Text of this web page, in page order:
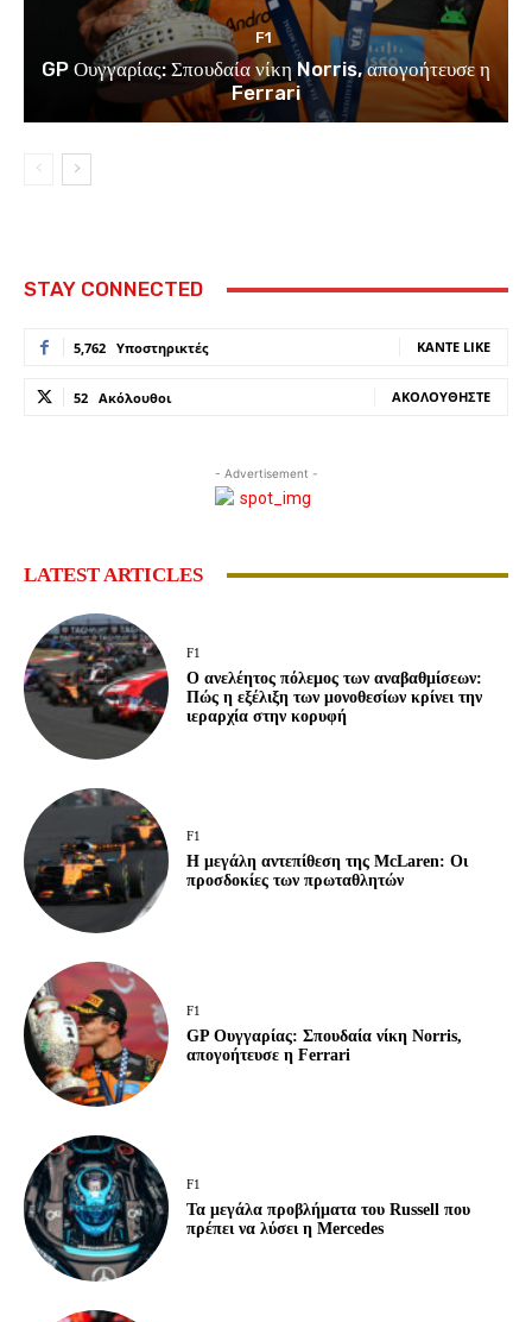
F1
GP Ουγγαρίας: Σπουδαία νίκη Norris, απογοήτευσε η
Ferrari
STAY CONNECTED
5,762 Υποστηρικτές ΚΆΝΤΕ LIKE
52 Ακόλουθοι ΑΚΟΛΟΥΘΉΣΤΕ
- Advertisement -
LATEST ARTICLES
F1
Ο ανελέητος πόλεμος των αναβαθμίσεων:
Πώς η εξέλιξη των μονοθεσίων κρίνει την
ιεραρχία στην κορυφή
F1
Η μεγάλη αντεπίθεση της McLaren: Οι
προσδοκίες των πρωταθλητών
F1
GP Ουγγαρίας: Σπουδαία νίκη Norris,
απογοήτευσε η Ferrari
F1
Τα μεγάλα προβλήματα του Russell που
πρέπει να λύσει η Mercedes